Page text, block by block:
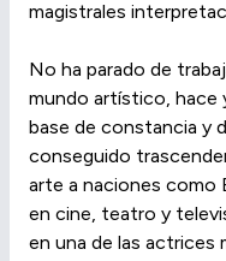
magistrales
No ha parado de
mundo artístico, hace
base de constancia y
conseguido
arte a naciones como
en cine, teatro y
en una de las actrices